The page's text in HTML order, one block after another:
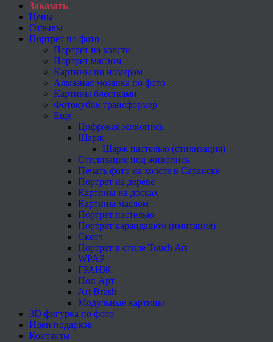
Заказать
Цены
Отзывы
Портрет по фото
Портрет на холсте
Портрет маслом
Картины по номерам
Алмазная мозаика по фото
Картины блестками
Фотокубик трансформер
Еще
Цифровая живопись
Шарж
Шарж пастелью (стилизация)
Стилизация под живопись
Печать фото на холсте в Саранске
Портрет на дереве
Картины на досках
Картины маслом
Портрет пастелью
Портрет карандашом (имитация)
Скетч
Портрет в стиле Touch Art
WPAP
ГРАНЖ
Поп Арт
Art Brush
Модульные картины
3D фигурка по фото
Идеи подарков
Контакты